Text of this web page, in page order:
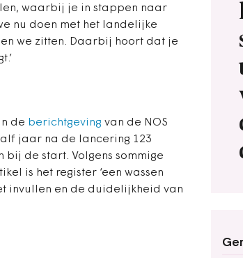
waarbij je in stappen naar
nu doen met het landelijke
we zitten. Daarbij hoort dat je
de berichtgeving van de NOS
jaar na de lancering 123
de start. Volgens sommige
is het register ‘een wassen
invullen en de duidelijkheid van